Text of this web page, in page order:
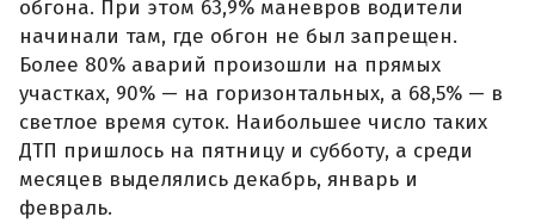
обгона. При этом 63,9% маневров водители
начинали там, где обгон не был запрещен.
Более 80% аварий произошли на прямых
участках, 90% — на горизонтальных, а 68,5% — в
светлое время суток. Наибольшее число таких
ДТП пришлось на пятницу и субботу, а среди
месяцев выделялись декабрь, январь и
февраль.